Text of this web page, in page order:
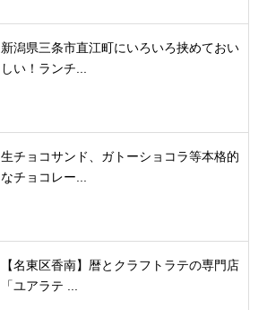
新潟県三条市直江町にいろいろ挟めておい
しい！ランチ...
生チョコサンド、ガトーショコラ等本格的
なチョコレー...
【名東区香南】暦とクラフトラテの専門店
「ユアラテ ...